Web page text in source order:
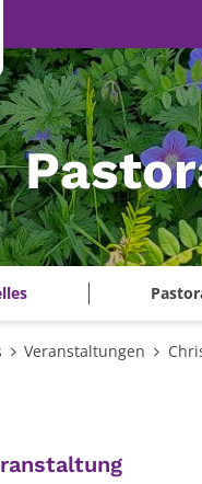
Veranstaltungen
: